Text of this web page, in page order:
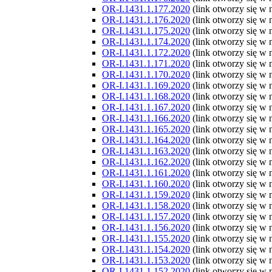
OR-I.1431.1.177.2020 (link otworzy się w
OR-I.1431.1.176.2020 (link otworzy się w
OR-I.1431.1.175.2020 (link otworzy się w
OR-I.1431.1.174.2020 (link otworzy się w
OR-I.1431.1.172.2020 (link otworzy się w
OR-I.1431.1.171.2020 (link otworzy się w
OR-I.1431.1.170.2020 (link otworzy się w
OR-I.1431.1.169.2020 (link otworzy się w
OR-I.1431.1.168.2020 (link otworzy się w
OR-I.1431.1.167.2020 (link otworzy się w
OR-I.1431.1.166.2020 (link otworzy się w
OR-I.1431.1.165.2020 (link otworzy się w
OR-I.1431.1.164.2020 (link otworzy się w
OR-I.1431.1.163.2020 (link otworzy się w
OR-I.1431.1.162.2020 (link otworzy się w
OR-I.1431.1.161.2020 (link otworzy się w
OR-I.1431.1.160.2020 (link otworzy się w
OR-I.1431.1.159.2020 (link otworzy się w
OR-I.1431.1.158.2020 (link otworzy się w
OR-I.1431.1.157.2020 (link otworzy się w
OR-I.1431.1.156.2020 (link otworzy się w
OR-I.1431.1.155.2020 (link otworzy się w
OR-I.1431.1.154.2020 (link otworzy się w
OR-I.1431.1.153.2020 (link otworzy się w